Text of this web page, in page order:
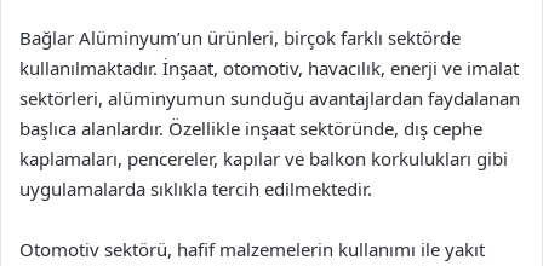
Bağlar Alüminyum’un ürünleri, birçok farklı sektörde
kullanılmaktadır. İnşaat, otomotiv, havacılık, enerji ve imalat
sektörleri, alüminyumun sunduğu avantajlardan faydalanan
başlıca alanlardır. Özellikle inşaat sektöründe, dış cephe
kaplamaları, pencereler, kapılar ve balkon korkulukları gibi
uygulamalarda sıklıkla tercih edilmektedir.
Otomotiv sektörü, hafif malzemelerin kullanımı ile yakıt